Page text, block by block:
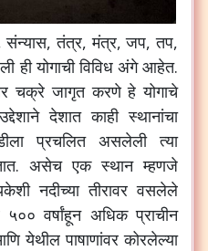
संन्यास, तंत्र, मंत्र, जप, तप,
ही योगाची विविध अंगे आहेत.
चक्रे जागृत करणे हे योगाचे
देशात काही स्थानांचा
प्रचलित असलेली त्या
असेच एक स्थान म्हणजे
नदीच्या तीरावर वसलेले
वर्षांहून अधिक प्राचीन
येथील पाषाणांवर कोरलेल्या